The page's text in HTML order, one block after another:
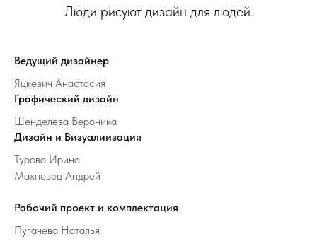
Люди рисуют дизайн для людей.
Ведущий дизайнер
Яцкевич Анастасия
Графический дизайн
Шенделева Вероника
Дизайн и Визуалиизация
Турова Ирина
Махновец Андрей
Рабочий проект и комплектация
Пугачева Наталья